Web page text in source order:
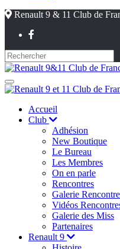
Renault 9 & 11 Club de
Accueil
Club
Adhésion
New Boutique
Le Bureau
Les Membres
On en parle
Rencontres
Galerie
Vidéos
Galerie des Miss
Partenaires
Renault 9